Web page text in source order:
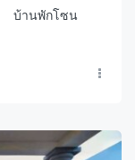
บ้านพักโซน